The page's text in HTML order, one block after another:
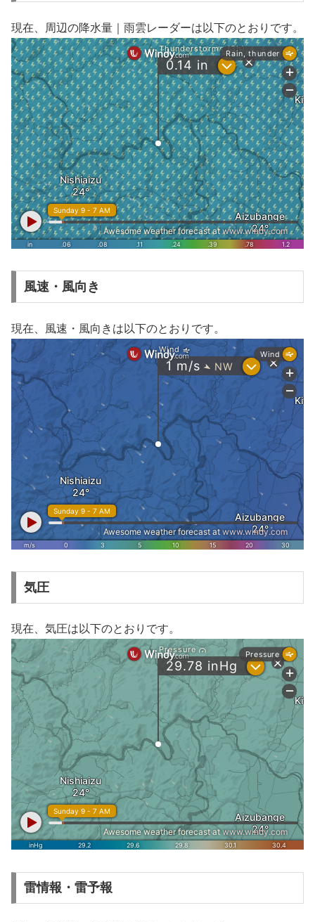
現在、周辺の降水量｜雨雲レーダーは以下のとおりです。
風速・風向き
現在、風速・風向きは以下のとおりです。
気圧
現在、気圧は以下のとおりです。
雷情報・雷予報